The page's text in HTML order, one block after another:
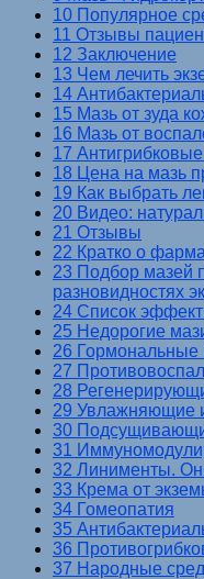
10 Популярное
11 Отзывы
12 Заключение
13 Чем лечить
14
15 Мазь от зуда
16 Мазь от
17
18 Цена на мазь
19 Как выбрать
20 Видео:
21 Отзывы
22 Кратко о
23 Подбор мазей
разновидностях
24 Список
25 Недорогие
26 Гормональные
27
28
29 Увлажняющие
30
31
32 Линименты.
33 Крема от
34 Гомеопатия
35
36
37 Народные